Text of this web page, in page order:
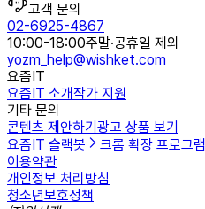
고객 문의
02-6925-4867
10:00-18:00주말·공휴일 제외
yozm_help@wishket.com
요즘IT
요즘IT 소개작가 지원
기타 문의
콘텐츠 제안하기 광고 상품 보기
요즘IT 슬랙봇
크롬 확장 프로그램
이용약관
개인정보 처리방침
청소년보호정책